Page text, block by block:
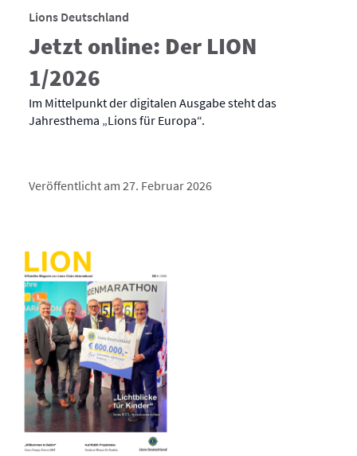
Lions Deutschland
Jetzt online: Der LION
1/2026
Im Mittelpunkt der digitalen Ausgabe steht das
Jahresthema „Lions für Europa“.
Veröffentlicht am 27. Februar 2026